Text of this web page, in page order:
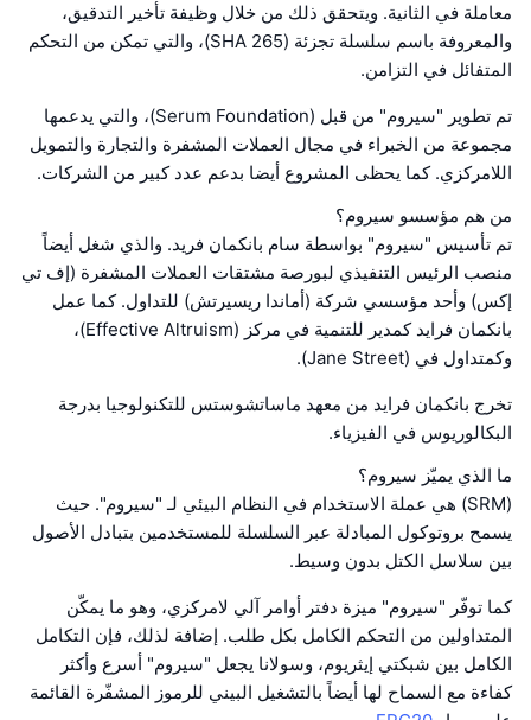
معاملة في الثانية. ويتحقق ذلك من خلال وظيفة تأخير التدقيق،
والمعروفة باسم سلسلة تجزئة (SHA 265)، والتي تمكن من التحكم
المتفائل في التزامن.
تم تطوير "سيروم" من قبل (Serum Foundation)، والتي يدعمها
مجموعة من الخبراء في مجال العملات المشفرة والتجارة والتمويل
اللامركزي. كما يحظى المشروع أيضا بدعم عدد كبير من الشركات.
من هم مؤسسو سيروم؟
تم تأسيس "سيروم" بواسطة سام بانكمان فريد. والذي شغل أيضاً
منصب الرئيس التنفيذي لبورصة مشتقات العملات المشفرة (إف تي
إكس) وأحد مؤسسي شركة (أماندا ريسيرتش) للتداول. كما عمل
بانكمان فرايد كمدير للتنمية في مركز (Effective Altruism)،
وكمتداول في (Jane Street).
تخرج بانكمان فرايد من معهد ماساتشوستس للتكنولوجيا بدرجة
البكالوريوس في الفيزياء.
ما الذي يميّز سيروم؟
(SRM) هي عملة الاستخدام في النظام البيئي لـ "سيروم". حيث
يسمح بروتوكول المبادلة عبر السلسلة للمستخدمين بتبادل الأصول
بين سلاسل الكتل بدون وسيط.
كما توفّر "سيروم" ميزة دفتر أوامر آلي لامركزي، وهو ما يمكّن
المتداولين من التحكم الكامل بكل طلب. إضافة لذلك، فإن التكامل
الكامل بين شبكتي إيثريوم، وسولانا يجعل "سيروم" أسرع وأكثر
كفاءة مع السماح لها أيضاً بالتشغيل البيني للرموز المشفّرة القائمة